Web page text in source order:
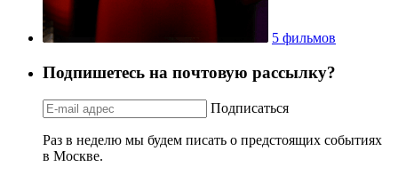
5 фильмов
Подпишетесь на почтовую рассылку?
Подписаться
Раз в неделю мы будем писать о предстоящих событиях
в Москве.